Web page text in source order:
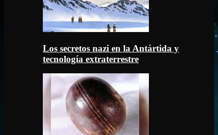
Los secretos nazi en la Antártida y
tecnología extraterrestre